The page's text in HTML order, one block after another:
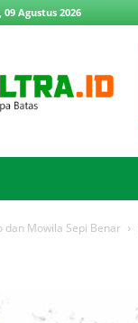
09 Agustus 2026
dan Mowila Sepi Benar